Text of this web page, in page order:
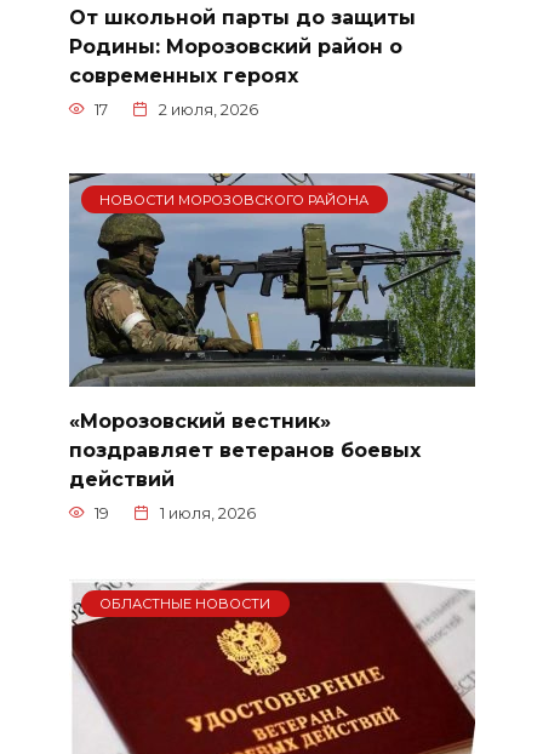
От школьной парты до защиты
Родины: Морозовский район о
современных героях
17 2 июля, 2026
НОВОСТИ МОРОЗОВСКОГО РАЙОНА
«Морозовский вестник»
поздравляет ветеранов боевых
действий
19 1 июля, 2026
ОБЛАСТНЫЕ НОВОСТИ